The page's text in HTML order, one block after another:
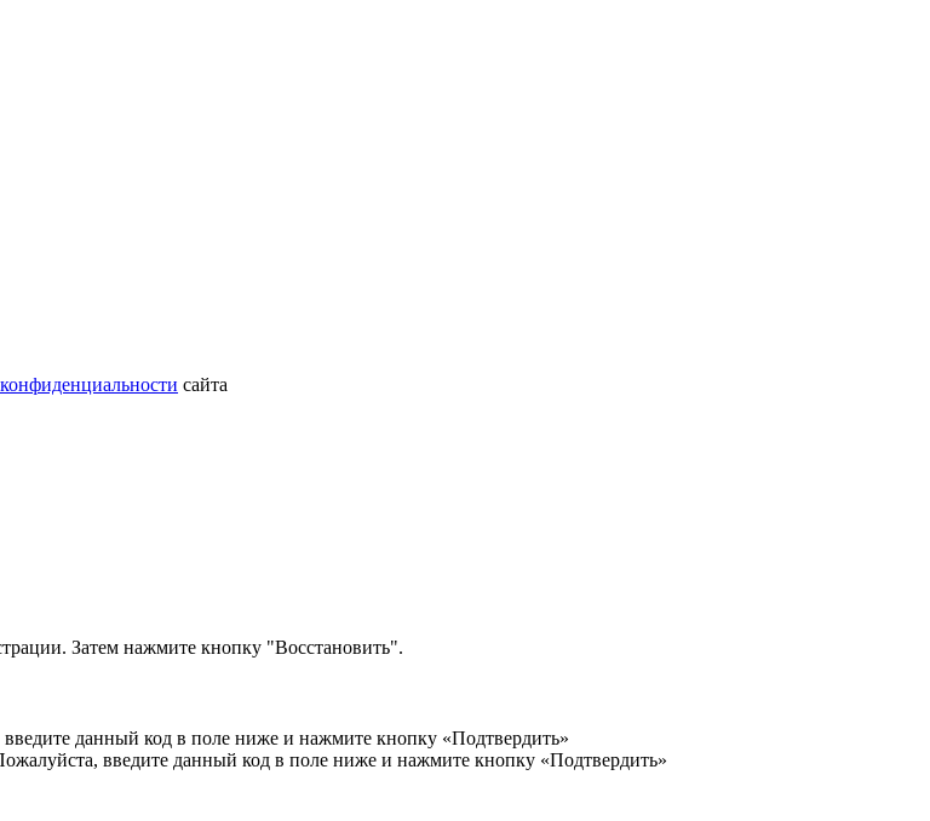
сайта
Затем нажмите кнопку "Восстановить".
данный код в поле ниже и нажмите кнопку «Подтвердить»
введите данный код в поле ниже и нажмите кнопку «Подтвердить»